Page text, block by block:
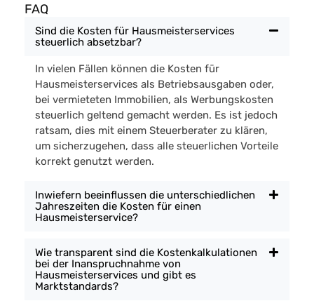
FAQ
Sind die Kosten für Hausmeisterservices
steuerlich absetzbar?
In vielen Fällen können die Kosten für
Hausmeisterservices als Betriebsausgaben oder,
bei vermieteten Immobilien, als Werbungskosten
steuerlich geltend gemacht werden. Es ist jedoch
ratsam, dies mit einem Steuerberater zu klären,
um sicherzugehen, dass alle steuerlichen Vorteile
korrekt genutzt werden.
Inwiefern beeinflussen die unterschiedlichen
Jahreszeiten die Kosten für einen
Hausmeisterservice?
Wie transparent sind die Kostenkalkulationen
bei der Inanspruchnahme von
Hausmeisterservices und gibt es
Marktstandards?